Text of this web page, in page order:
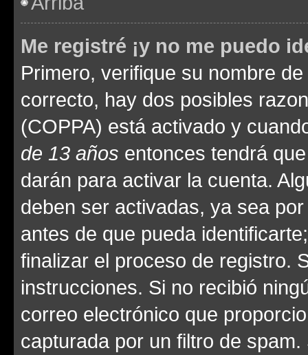
Me registré ¡y no me puedo
Primero, verifique su nombre
correcto, hay dos posibles
(COPPA) está activado y
de 13 años entonces tendrá
darán para activar la cuenta.
deben ser activadas, ya sea
antes de que pueda
finalizar el proceso de registro.
instrucciones. Si no recibió
correo electrónico que
capturada por un filtro de